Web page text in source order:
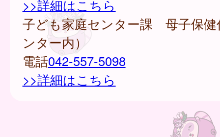
>>詳細はこちら
子ども家庭センター課 母子保健
ンター内）
電話042-557-5098
>>詳細はこちら